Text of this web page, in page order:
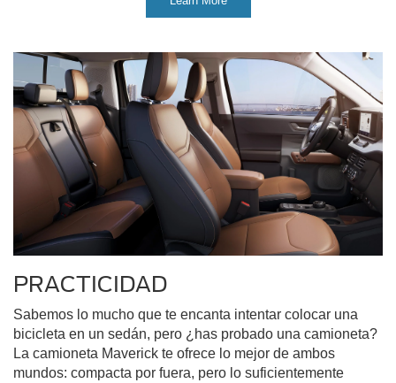
PRACTICIDAD
Sabemos lo mucho que te encanta intentar colocar una
bicicleta en un sedán, pero ¿has probado una camioneta?
La camioneta Maverick te ofrece lo mejor de ambos
mundos: compacta por fuera, pero lo suficientemente